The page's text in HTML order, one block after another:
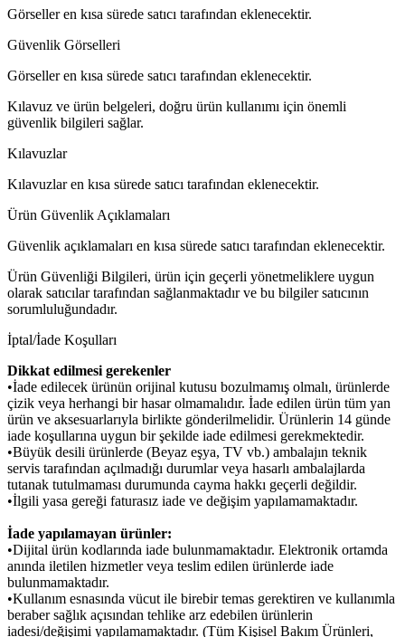
Görseller en kısa sürede satıcı tarafından eklenecektir.
Güvenlik Görselleri
Görseller en kısa sürede satıcı tarafından eklenecektir.
Kılavuz ve ürün belgeleri, doğru ürün kullanımı için önemli
güvenlik bilgileri sağlar.
Kılavuzlar
Kılavuzlar en kısa sürede satıcı tarafından eklenecektir.
Ürün Güvenlik Açıklamaları
Güvenlik açıklamaları en kısa sürede satıcı tarafından eklenecektir.
Ürün Güvenliği Bilgileri, ürün için geçerli yönetmeliklere uygun
olarak satıcılar tarafından sağlanmaktadır ve bu bilgiler satıcının
sorumluluğundadır.
İptal/İade Koşulları
Dikkat edilmesi gerekenler
•İade edilecek ürünün orijinal kutusu bozulmamış olmalı, ürünlerde
çizik veya herhangi bir hasar olmamalıdır. İade edilen ürün tüm yan
ürün ve aksesuarlarıyla birlikte gönderilmelidir. Ürünlerin 14 günde
iade koşullarına uygun bir şekilde iade edilmesi gerekmektedir.
•Büyük desili ürünlerde (Beyaz eşya, TV vb.) ambalajın teknik
servis tarafından açılmadığı durumlar veya hasarlı ambalajlarda
tutanak tutulmaması durumunda cayma hakkı geçerli değildir.
•İlgili yasa gereği faturasız iade ve değişim yapılamamaktadır.
İade yapılamayan ürünler:
•Dijital ürün kodlarında iade bulunmamaktadır. Elektronik ortamda
anında iletilen hizmetler veya teslim edilen ürünlerde iade
bulunmamaktadır.
•Kullanım esnasında vücut ile birebir temas gerektiren ve kullanımla
beraber sağlık açısından tehlike arz edebilen ürünlerin
iadesi/değişimi yapılamamaktadır. (Tüm Kişisel Bakım Ürünleri,